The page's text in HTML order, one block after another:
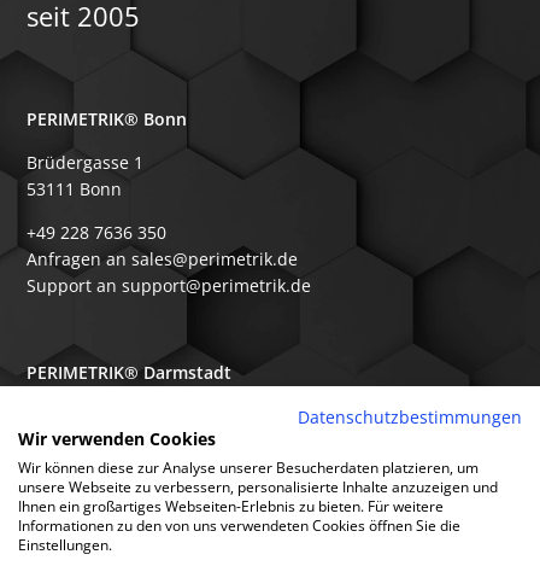
seit 2005
PERIMETRIK® Bonn
Brüdergasse 1
53111 Bonn
+49 228 7636 350
Anfragen an sales@perimetrik.de
Support an support@perimetrik.de
PERIMETRIK® Darmstadt
64367 Mühltal
+49 6151 3944 80
Anfragen an sales@perimetrik.de
Support an support@perimetrik.de
Datenschutzbestimmungen
Wir verwenden Cookies
Wir können diese zur Analyse unserer Besucherdaten platzieren, um
unsere Webseite zu verbessern, personalisierte Inhalte anzuzeigen und
Ihnen ein großartiges Webseiten-Erlebnis zu bieten. Für weitere
Informationen zu den von uns verwendeten Cookies öffnen Sie die
Einstellungen.